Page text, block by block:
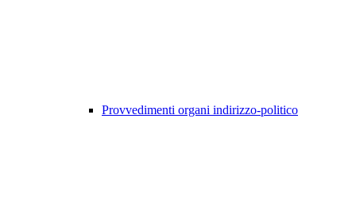
Provvedimenti organi indirizzo-politico